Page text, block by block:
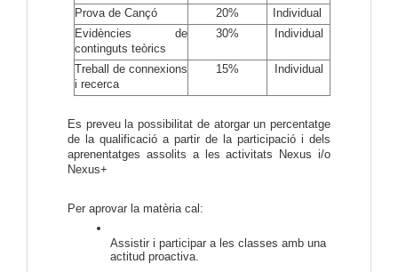
Prova de Cançó 20%
Individual
Evidències de
continguts teòrics
30% Individual
Treball de connexions
i recerca
15% Individual
Es preveu la possibilitat de atorgar un percentatge
de la qualificació a partir de la participació i dels
aprenentatges assolits a les activitats Nexus i/o
Nexus+
Per aprovar la matèria cal:
Assistir i participar a les classes amb una
actitud proactiva.